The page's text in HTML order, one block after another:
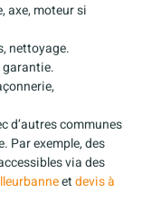
axe, moteur si
nettoyage.
garantie.
d’autres communes
Par exemple, des
via des
etdevis à